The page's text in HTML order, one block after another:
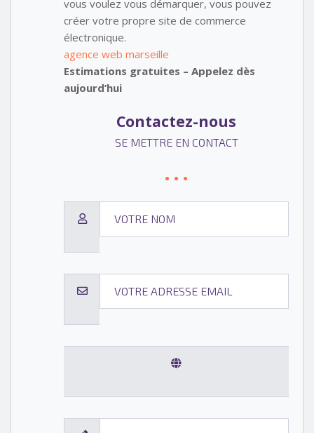
vous voulez vous démarquer, vous pouvez
créer votre propre site de commerce
électronique.
agence web marseille
Estimations gratuites – Appelez dès
aujourd’hui
Contactez-nous
SE METTRE EN CONTACT